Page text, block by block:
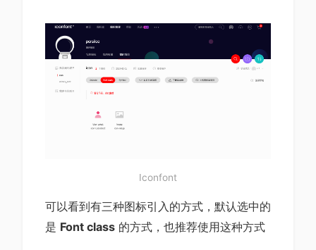
Iconfont
可以看到有三种图标引入的方式，默认选中的
是 Font class 的方式，也推荐使用这种方式